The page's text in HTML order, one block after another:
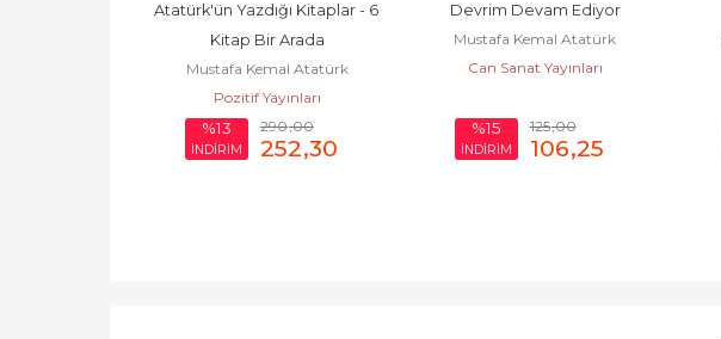
Devrim Devam Ediyor
Mustafa Kemal Atatürk
Can Sanat Yayınları
%15
İNDİRİM
125,00
106,25
Çocuklar İçin Nutuk
Mustafa Kemal Atatürk
Puslu Yayıncılık
%20
İNDİRİM
90,00
72,00